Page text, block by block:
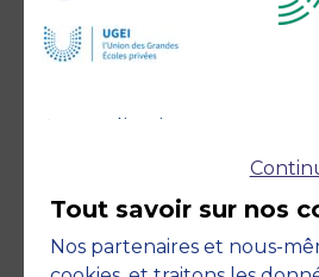
Accreditations
Tout savoir sur nos
Nos partenaires et nous-